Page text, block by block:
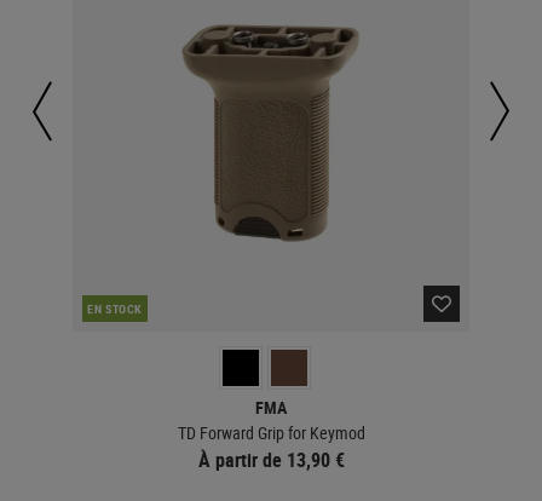
EN STOCK
FMA
TD Forward Grip for Keymod
À partir de 13,90 €